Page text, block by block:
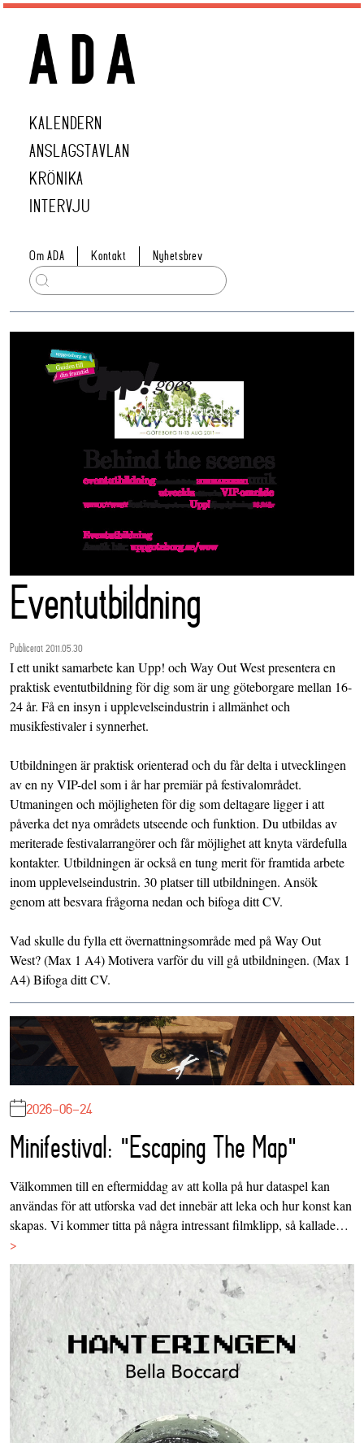
KALENDERN
ANSLAGSTAVLAN
KRÖNIKA
INTERVJU
Om ADA Kontakt Nyhetsbrev
Eventutbildning
Publicerat 2011.05.30
I ett unikt samarbete kan Upp! och Way Out West presentera en
praktisk eventutbildning för dig som är ung göteborgare mellan 16-
24 år. Få en insyn i upplevelseindustrin i allmänhet och
musikfestivaler i synnerhet.
Utbildningen är praktisk orienterad och du får delta i utvecklingen
av en ny VIP-del som i år har premiär på festivalområdet.
Utmaningen och möjligheten för dig som deltagare ligger i att
påverka det nya områdets utseende och funktion. Du utbildas av
meriterade festivalarrangörer och får möjlighet att knyta värdefulla
kontakter. Utbildningen är också en tung merit för framtida arbete
inom upplevelseindustrin. 30 platser till utbildningen. Ansök
genom att besvara frågorna nedan och bifoga ditt CV.
Vad skulle du fylla ett övernattningsområde med på Way Out
West? (Max 1 A4) Motivera varför du vill gå utbildningen. (Max 1
A4) Bifoga ditt CV.
2026-06-24
Minifestival: "Escaping The Map"
Välkommen till en eftermiddag av att kolla på hur dataspel kan
användas för att utforska vad det innebär att leka och hur konst kan
skapas. Vi kommer titta på några intressant filmklipp, så kallade…
>